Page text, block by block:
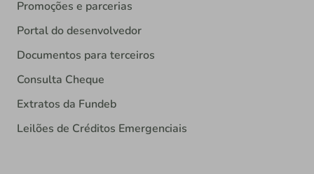
Promoções e parcerias
Portal do desenvolvedor
Documentos para terceiros
Consulta Cheque
Extratos da Fundeb
Leilões de Créditos Emergenciais